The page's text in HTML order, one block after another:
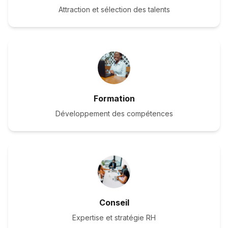
Attraction et sélection des talents
Formation
Développement des compétences
Conseil
Expertise et stratégie RH